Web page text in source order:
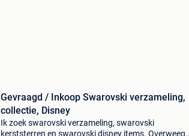
Gevraagd / Inkoop Swarovski verzameling,
collectie, Disney
Ik zoek swarovski verzameling, swarovski
kerststerren en swarovski disney items. Overweegt